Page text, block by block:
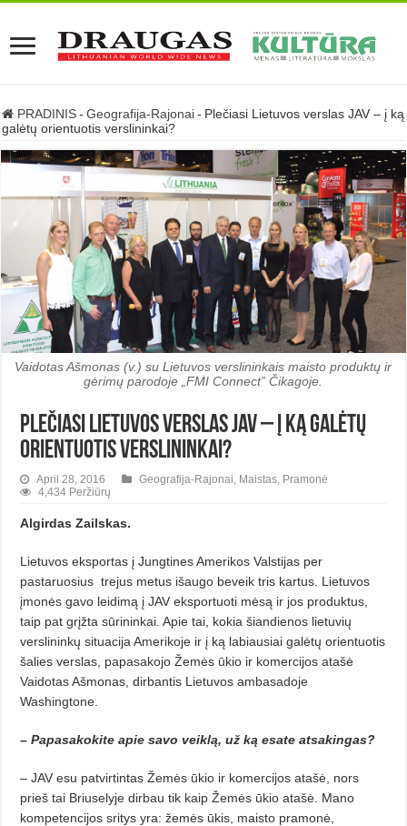
PRADINIS - Geografija-Rajonai - Plečiasi Lietuvos verslas JAV – į ką
galėtų orientuotis verslininkai?
Vaidotas Ašmonas (v.) su Lietuvos verslininkais maisto produktų ir
gėrimų parodoje „FMI Connect” Čikagoje.
Plečiasi Lietuvos verslas JAV – į ką galėtų
orientuotis verslininkai?
April 28, 2016 Geografija-Rajonai Maistas Pramonė
4,434 Peržiūrų
Algirdas Zailskas.
Lietuvos eksportas į Jungtines Amerikos Valstijas per
pastaruosius trejus metus išaugo beveik tris kartus. Lietuvos
įmonės gavo leidimą į JAV eksportuoti mėsą ir jos produktus,
taip pat grįžta sūrininkai. Apie tai, kokia šiandienos lietuvių
verslininkų situacija Amerikoje ir į ką labiausiai galėtų orientuotis
šalies verslas, papasakojo Žemės ūkio ir komercijos atašė
Vaidotas Ašmonas, dirbantis Lietuvos ambasadoje
Washingtone.
– Papasakokite apie savo veiklą, už ką esate atsakingas?
– JAV esu patvirtintas Žemės ūkio ir komercijos atašė, nors
prieš tai Briuselyje dirbau tik kaip Žemės ūkio atašė. Mano
kompetencijos sritys yra: žemės ūkis, maisto pramonė,